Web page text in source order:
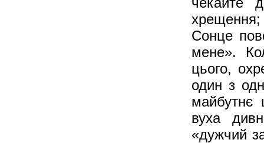
хрещення;
Сонце
мене».
цього,
один з
майбутнє
вуха
«дужчий